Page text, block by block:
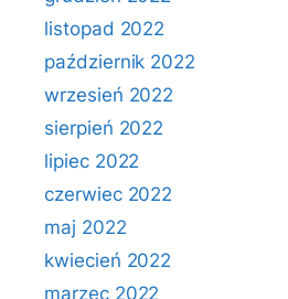
listopad 2022
październik 2022
wrzesień 2022
sierpień 2022
lipiec 2022
czerwiec 2022
maj 2022
kwiecień 2022
marzec 2022